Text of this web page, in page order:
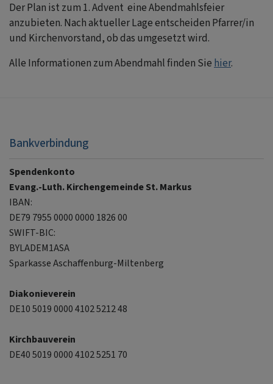
Der Plan ist zum 1. Advent eine Abendmahlsfeier
anzubieten. Nach aktueller Lage entscheiden Pfarrer/in
und Kirchenvorstand, ob das umgesetzt wird.
Alle Informationen zum Abendmahl finden Sie hier.
Bankverbindung
Spendenkonto
Evang.-Luth. Kirchengemeinde St. Markus
IBAN:
DE79 7955 0000 0000 1826 00
SWIFT-BIC:
BYLADEM1ASA
Sparkasse Aschaffenburg-Miltenberg
Diakonieverein
DE10 5019 0000 4102 5212 48
Kirchbauverein
DE40 5019 0000 4102 5251 70